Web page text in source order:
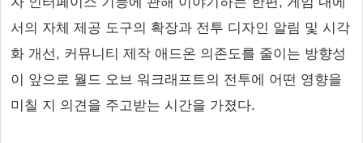
서의 자체 제공 도구의 확장과 전투 디자인 알림 및 시각
화 개선, 커뮤니티 제작 애드온 의존도를 줄이는 방향성
이 앞으로 월드 오브 워크래프트의 전투에 어떤 영향을
미칠 지 의견을 주고받는 시간을 가졌다.